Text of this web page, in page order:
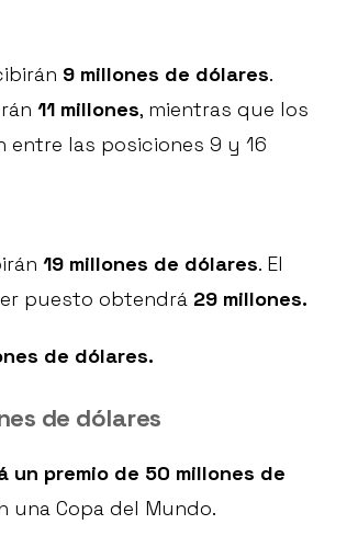
9 millones de dólares.
11 millones, mientras que los
las posiciones 9 y 16
19 millones de dólares. El
puesto obtendrá 29 millones.
de dólares.
de dólares
premio de 50 millones de
una Copa del Mundo.